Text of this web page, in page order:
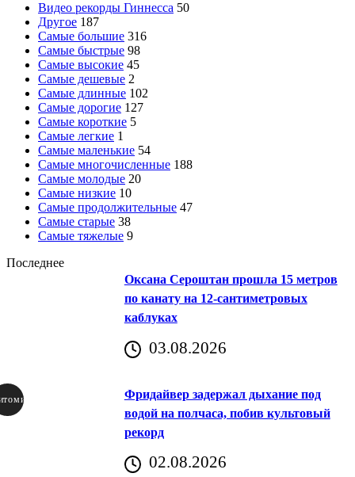
Видео рекорды Гиннесса 50
Другое 187
Самые большие 316
Самые быстрые 98
Самые высокие 45
Самые дешевые 2
Самые длинные 102
Самые дорогие 127
Самые короткие 5
Самые легкие 1
Самые маленькие 54
Самые многочисленные 188
Самые молодые 20
Самые низкие 10
Самые продолжительные 47
Самые старые 38
Самые тяжелые 9
Последнее
Оксана Сероштан прошла 15 метров
по канату на 12-сантиметровых
каблуках
03.08.2026
Фридайвер задержал дыхание под
водой на полчаса, побив культовый
рекорд
02.08.2026